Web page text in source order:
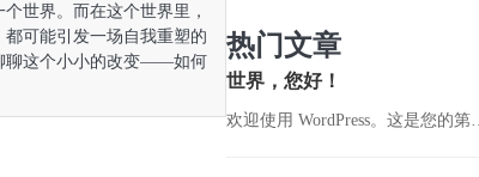
世界。而在这个世界里，
可能引发一场自我重塑的
聊这个小小的改变——如何
热门文章
世界，您好！
欢迎使用 WordPress。这是您的第…